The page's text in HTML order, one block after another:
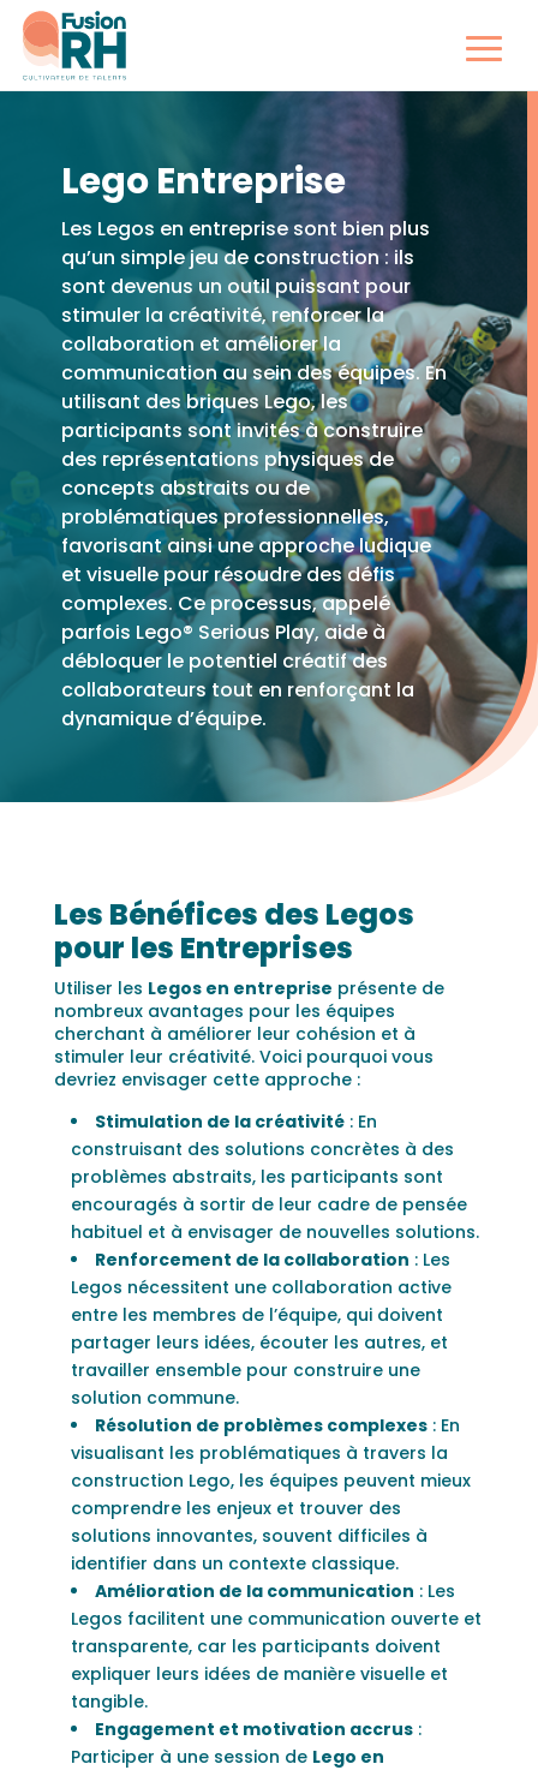
Lego Entreprise
Les Legos en entreprise sont bien plus
qu’un simple jeu de construction : ils
sont devenus un outil puissant pour
stimuler la créativité, renforcer la
collaboration et améliorer la
communication au sein des équipes. En
utilisant des briques Lego, les
participants sont invités à construire
des représentations physiques de
concepts abstraits ou de
problématiques professionnelles,
favorisant ainsi une approche ludique
et visuelle pour résoudre des défis
complexes. Ce processus, appelé
parfois Lego® Serious Play, aide à
débloquer le potentiel créatif des
collaborateurs tout en renforçant la
dynamique d’équipe.
Les Bénéfices des Legos
pour les Entreprises
Utiliser les Legos en entreprise présente de
nombreux avantages pour les équipes
cherchant à améliorer leur cohésion et à
stimuler leur créativité. Voici pourquoi vous
devriez envisager cette approche :
Stimulation de la créativité: En
construisant des solutions concrètes à des
problèmes abstraits, les participants sont
encouragés à sortir de leur cadre de pensée
habituel et à envisager de nouvelles solutions.
Renforcement de la collaboration : Les
Legos nécessitent une collaboration active
entre les membres de l’équipe, qui doivent
partager leurs idées, écouter les autres, et
travailler ensemble pour construire une
solution commune.
Résolution de problèmes complexes: En
visualisant les problématiques à travers la
construction Lego, les équipes peuvent mieux
comprendre les enjeux et trouver des
solutions innovantes, souvent difficiles à
identifier dans un contexte classique.
Amélioration de la communication : Les
Legos facilitent une communication ouverte et
transparente, car les participants doivent
expliquer leurs idées de manière visuelle et
tangible.
Engagement et motivation accrus:
Participer à une session de Lego en